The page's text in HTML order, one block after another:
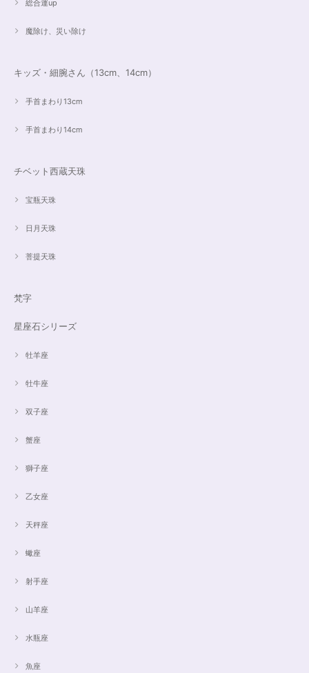
総合運up
魔除け、災い除け
キッズ・細腕さん（13cm、14cm）
手首まわり13cm
手首まわり14cm
チベット西蔵天珠
宝瓶天珠
日月天珠
菩提天珠
梵字
星座石シリーズ
牡羊座
牡牛座
双子座
蟹座
獅子座
乙女座
天秤座
蠍座
射手座
山羊座
水瓶座
魚座